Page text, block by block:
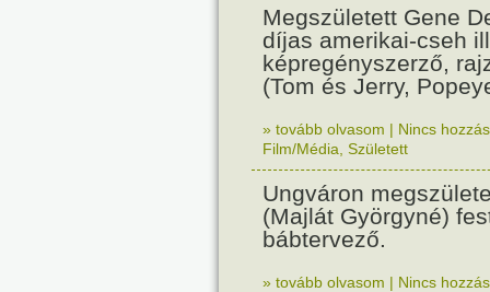
Megszületett Gene
díjas amerikai-cseh
képregényszerző,
(Tom és Jerry,
» tovább olvasom | Nincs
Film/Média Született
Ungváron
(Majlát Györgyné)
bábtervező.
» tovább olvasom | Nincs